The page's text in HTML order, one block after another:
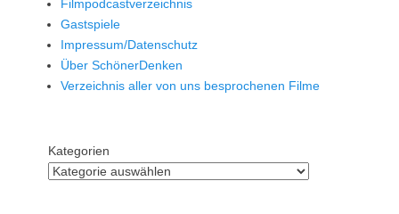
Filmpodcastverzeichnis
Gastspiele
Impressum/Datenschutz
Über SchönerDenken
Verzeichnis aller von uns besprochenen Filme
Kategorien